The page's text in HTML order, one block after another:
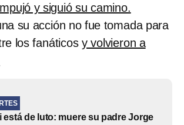
y siguió su camino.
su acción no fue tomada para
los fanáticosy volvieron a
está de luto: muere su padre Jorge